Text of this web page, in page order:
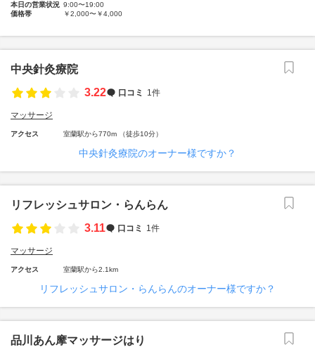
本日の営業状況 9:00〜19:00
価格帯
￥2,000〜￥4,000
中央針灸療院
3.22
口コミ 1件
マッサージ
アクセス 室蘭駅から770m （徒歩10分）
中央針灸療院のオーナー様ですか？
リフレッシュサロン・らんらん
3.11
口コミ 1件
マッサージ
アクセス 室蘭駅から2.1km
リフレッシュサロン・らんらんのオーナー様ですか？
品川あん摩マッサージはり